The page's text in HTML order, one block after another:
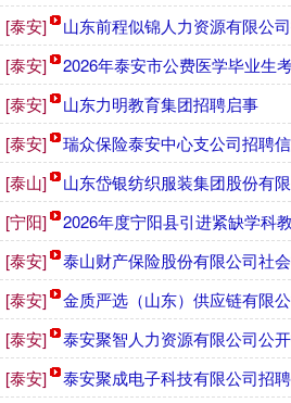
[泰安] 山东前程似锦人力资源有限公
[泰安] 2026年泰安市公费医学毕业生
[泰安] 山东力明教育集团招聘启事
[泰安] 瑞众保险泰安中心支公司招聘
[泰山] 山东岱银纺织服装集团股份有限公
[宁阳] 2026年度宁阳县引进紧缺学科
[泰安] 泰山财产保险股份有限公司社
[泰安] 金质严选（山东）供应链有限
[泰安] 泰安聚智人力资源有限公司公开招聘项目
[泰安] 泰安聚成电子科技有限公司招